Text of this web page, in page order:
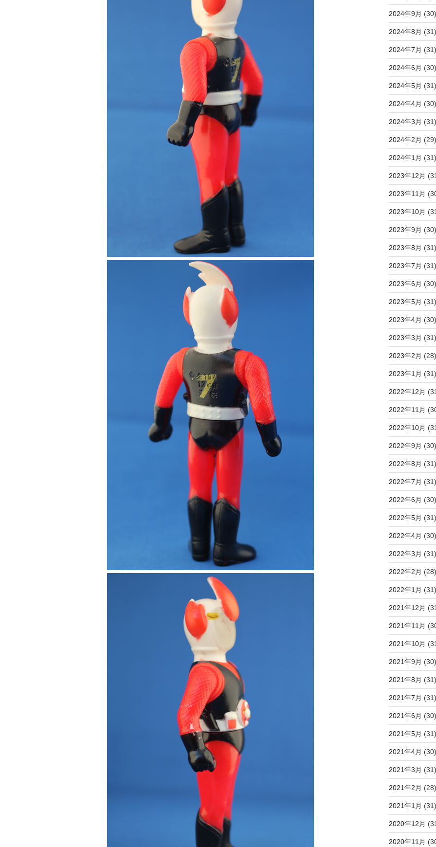
2024年9月 (30)
2024年8月 (31)
2024年7月 (31)
2024年6月 (30)
2024年5月 (31)
2024年4月 (30)
2024年3月 (31)
2024年2月 (29)
2024年1月 (31)
2023年12月
2023年11月
2023年10月
2023年9月 (30)
2023年8月 (31)
2023年7月 (31)
2023年6月 (30)
2023年5月 (31)
2023年4月 (30)
2023年3月 (31)
2023年2月 (28)
2023年1月 (31)
2022年12月
2022年11月
2022年10月
2022年9月 (30)
2022年8月 (31)
2022年7月 (31)
2022年6月 (30)
2022年5月 (31)
2022年4月 (30)
2022年3月 (31)
2022年2月 (28)
2022年1月 (31)
2021年12月
2021年11月
2021年10月
2021年9月 (30)
2021年8月 (31)
2021年7月 (31)
2021年6月 (30)
2021年5月 (31)
2021年4月 (30)
2021年3月 (31)
2021年2月 (28)
2021年1月 (31)
2020年12月
2020年11月